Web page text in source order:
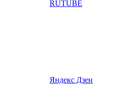
RUTUBE
Яндекс Дзен